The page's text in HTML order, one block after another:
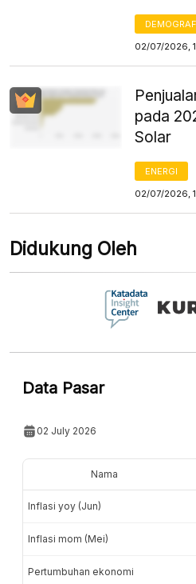
02/07/2026,
pada
Solar
ENERGI
02/07/2026,
Didukung Oleh
Data Pasar
02 July 2026
Nama
Inflasi yoy (Jun)
Inflasi mom (Mei)
Pertumbuhan ekonomi